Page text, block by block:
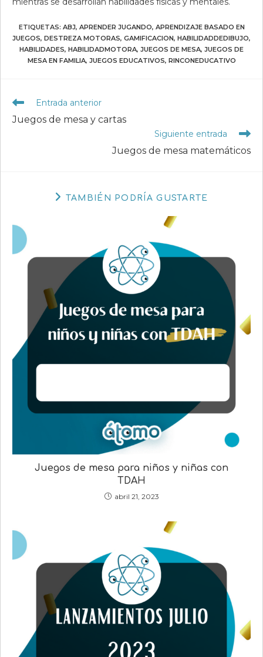
ETIQUETAS: ABJ, APRENDER JUGANDO, APRENDIZAJE BASADO EN
JUEGOS, DESTREZA MOTORAS, GAMIFICACION, HABILIDADDEDIBUJO,
HABILIDADES, HABILIDADMOTORA, JUEGOS DE MESA, JUEGOS DE
MESA EN FAMILIA, JUEGOS EDUCATIVOS, RINCONEDUCATIVO
Leer
artículos
Entrada anterior
Juegos de mesa y cartas
Siguiente entrada
Juegos de mesa matemáticos
TAMBIÉN PODRÍA GUSTARTE
Juegos de mesa para niños y niñas con
TDAH
abril 21, 2023